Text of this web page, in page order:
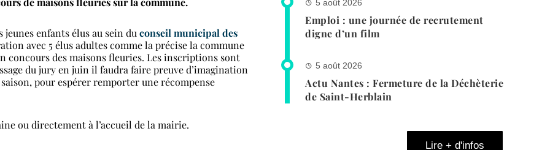
enfants élus au sein du conseil municipal des
avec 5 élus adultes comme la précise la commune
concours des maisons fleuries. Les inscriptions sont
du jury en juin il faudra faire preuve d’imagination
pour espérer remporter une récompense
ou directement à l’accueil de la mairie.
5 août 2026
Emploi : une journée de recrutement
digne d’un film
5 août 2026
Actu Nantes : Fermeture de la Déchèterie
de Saint-Herblain
Lire + d'infos